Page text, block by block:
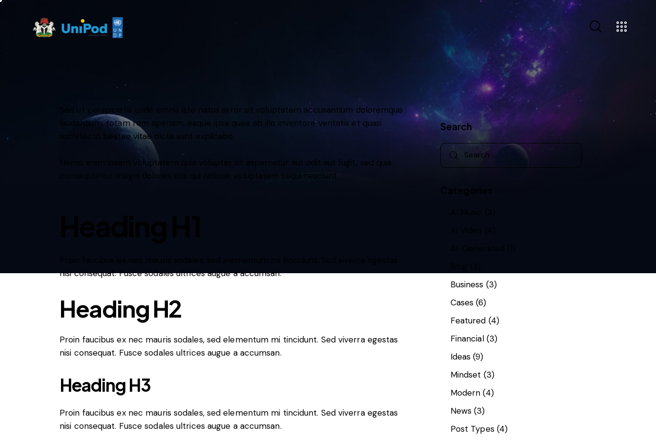
Sed ut perspiciatis unde omnis iste natus error sit voluptatem accusantium doloremque
laudantium, totam rem aperiam, eaque ipsa quae ab illo inventore veritatis et quasi
architecto beatae vitae dicta sunt explicabo.
Nemo enim ipsam voluptatem quia voluptas sit aspernatur aut odit aut fugit, sed quia
consequuntur magni dolores eos qui ratione voluptatem sequi nesciunt.
nisi consequat. Fusce sodales ultrices augue a accumsan.
Heading H2
Proin faucibus ex nec mauris sodales, sed elementum mi tincidunt. Sed viverra egestas
nisi consequat. Fusce sodales ultrices augue a accumsan.
Heading H3
Proin faucibus ex nec mauris sodales, sed elementum mi tincidunt. Sed viverra egestas
nisi consequat. Fusce sodales ultrices augue a accumsan.
Search
Business (3)
Cases (6)
Featured (4)
Financial(3)
Ideas (9)
Mindset (3)
Modern (4)
News (3)
Post Types(4)